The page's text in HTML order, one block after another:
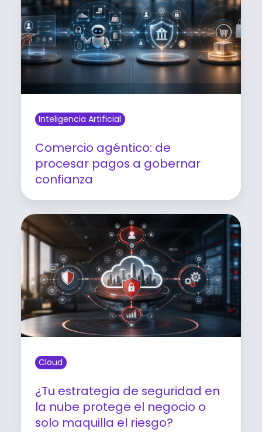
Inteligencia Artificial
Comercio agéntico: de
procesar pagos a gobernar
confianza
Leer artículo
Cloud
¿Tu estrategia de seguridad en
la nube protege el negocio o
solo maquilla el riesgo?